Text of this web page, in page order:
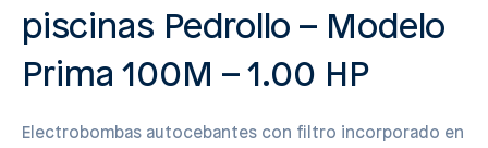
piscinas Pedrollo – Modelo
Prima 100M – 1.00 HP
Electrobombas autocebantes con filtro incorporado en